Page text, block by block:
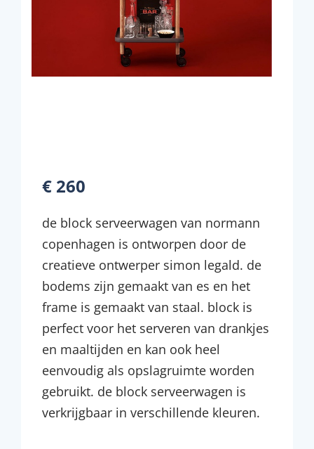
€ 260
de block serveerwagen van normann
copenhagen is ontworpen door de
creatieve ontwerper simon legald. de
bodems zijn gemaakt van es en het
frame is gemaakt van staal. block is
perfect voor het serveren van drankjes
en maaltijden en kan ook heel
eenvoudig als opslagruimte worden
gebruikt. de block serveerwagen is
verkrijgbaar in verschillende kleuren.